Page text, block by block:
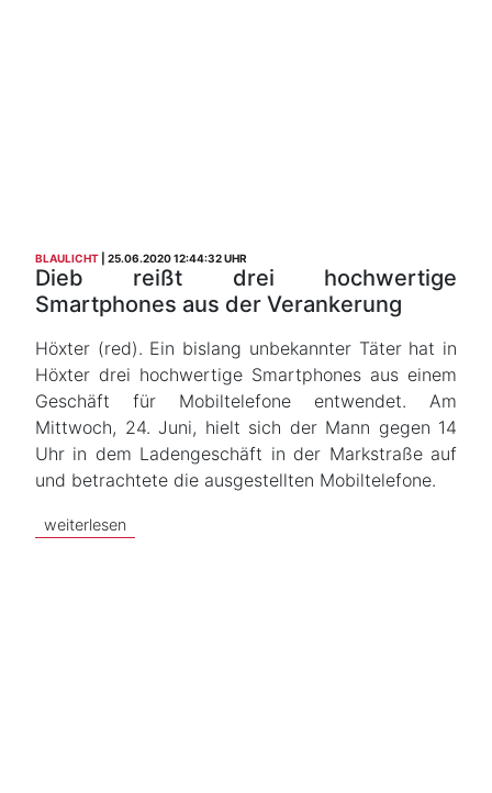
BLAULICHT 25.06.2020 12:44:32 UHR
Dieb reißt drei hochwertige
Smartphones aus der Verankerung
Höxter (red). Ein bislang unbekannter Täter hat in
Höxter drei hochwertige Smartphones aus einem
Geschäft für Mobiltelefone entwendet. Am
Mittwoch, 24. Juni, hielt sich der Mann gegen 14
Uhr in dem Ladengeschäft in der Markstraße auf
und betrachtete die ausgestellten Mobiltelefone.
weiterlesen